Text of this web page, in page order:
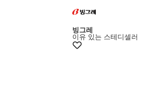
빙그레
이유 있는 스테디셀러